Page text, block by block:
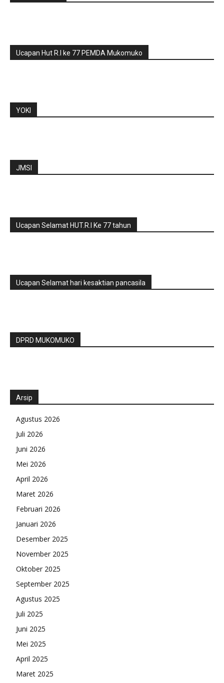
Ucapan Hut R.I ke 77 PEMDA Mukomuko
YOKI
JMSI
Ucapan Selamat HUT.R.I Ke 77 tahun
Ucapan Selamat hari kesaktian pancasila
DPRD MUKOMUKO
Arsip
Agustus 2026
Juli 2026
Juni 2026
Mei 2026
April 2026
Maret 2026
Februari 2026
Januari 2026
Desember 2025
November 2025
Oktober 2025
September 2025
Agustus 2025
Juli 2025
Juni 2025
Mei 2025
April 2025
Maret 2025